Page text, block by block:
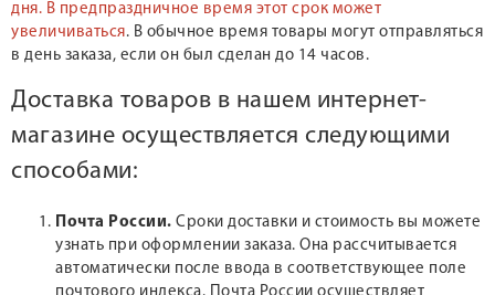
дня. В предпраздничное время этот срок может
увеличиваться. В обычное время товары могут отправляться
в день заказа, если он был сделан до 14 часов.
Доставка товаров в нашем интернет-
магазине осуществляется следующими
способами:
Почта России. Сроки доставки и стоимость вы можете
узнать при оформлении заказа. Она рассчитывается
автоматически после ввода в соответствующее поле